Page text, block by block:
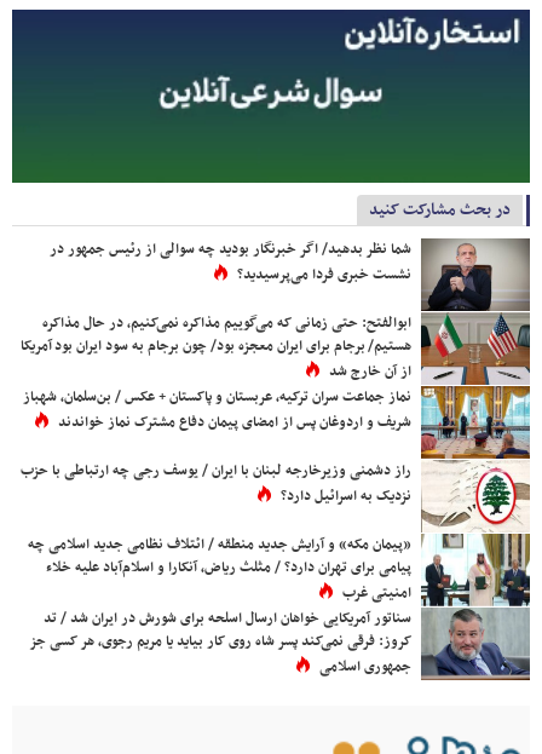
در بحث مشارکت کنید
شما نظر بدهید/ اگر خبرنگار بودید چه سوالی از رئیس جمهور در
نشست خبری فردا می‌پرسیدید؟
ابوالفتح: حتی زمانی که می‌گوییم مذاکره نمی‌کنیم، در حال مذاکره
هستیم/ برجام برای ایران معجزه بود/ چون برجام به سود ایران بود آمریکا
از آن خارج شد
نماز جماعت سران ترکیه، عربستان و پاکستان + عکس / بن‌سلمان، شهباز
شریف و اردوغان پس از امضای پیمان دفاع مشترک نماز خواندند
راز دشمنی وزیرخارجه لبنان با ایران / یوسف رجی چه ارتباطی با حزب
نزدیک به اسرائیل دارد؟
«پیمان مکه» و آرایش جدید منطقه / ائتلاف نظامی جدید اسلامی چه
پیامی برای تهران دارد؟ / مثلث ریاض، آنکارا و اسلام‌آباد علیه خلاء
امنیتی غرب
سناتور آمریکایی خواهان ارسال اسلحه برای شورش در ایران شد / تد
کروز: فرقی نمی‌کند پسر شاه روی کار بیاید یا مریم رجوی، هر کسی جز
جمهوری اسلامی